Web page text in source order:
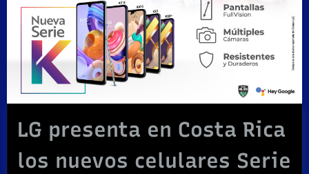
LG presenta en Costa Rica
los nuevos celulares Serie